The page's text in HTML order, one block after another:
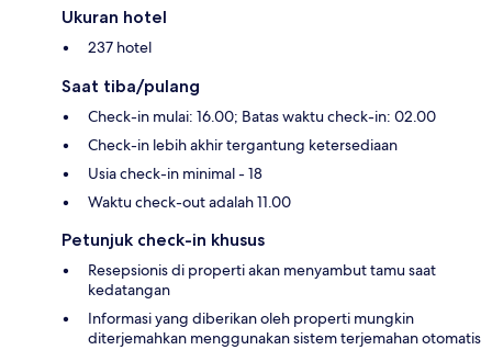
Ukuran hotel
237 hotel
Saat tiba/pulang
Check-in mulai: 16.00; Batas waktu check-in: 02.00
Check-in lebih akhir tergantung ketersediaan
Usia check-in minimal - 18
Waktu check-out adalah 11.00
Petunjuk check-in khusus
Resepsionis di properti akan menyambut tamu saat
kedatangan
Informasi yang diberikan oleh properti mungkin
diterjemahkan menggunakan sistem terjemahan otomatis